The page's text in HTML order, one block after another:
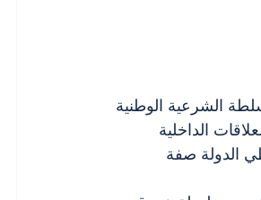
الشرعية الوطنية
الداخلية
الدولة صفة